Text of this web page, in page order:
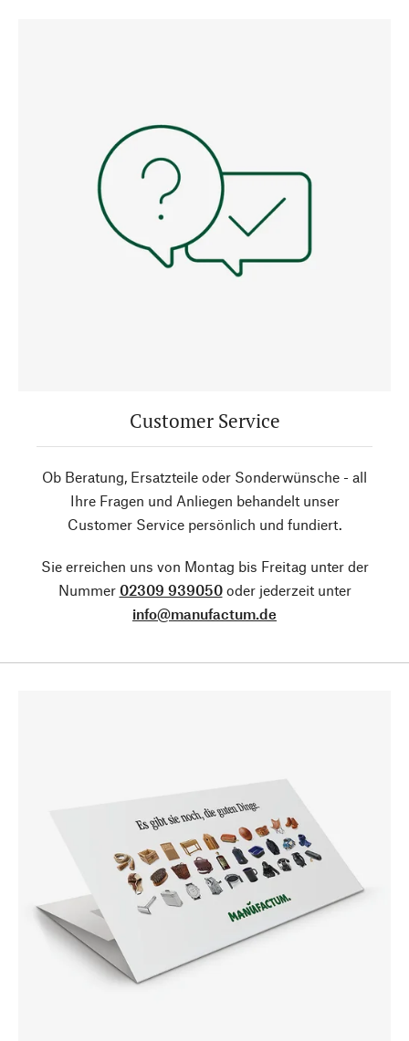
Customer Service
Ob Beratung, Ersatzteile oder Sonderwünsche - all
Ihre Fragen und Anliegen behandelt unser
Customer Service persönlich und fundiert.
Sie erreichen uns von Montag bis Freitag unter der
Nummer 02309 939050oder jederzeit unter
info@manufactum.de